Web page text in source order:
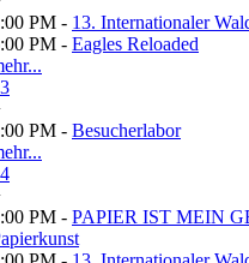
PM - 13. Internationaler
PM - Eagles Reloaded
PM - Besucherlabor
PM - PAPIER IST MEIN